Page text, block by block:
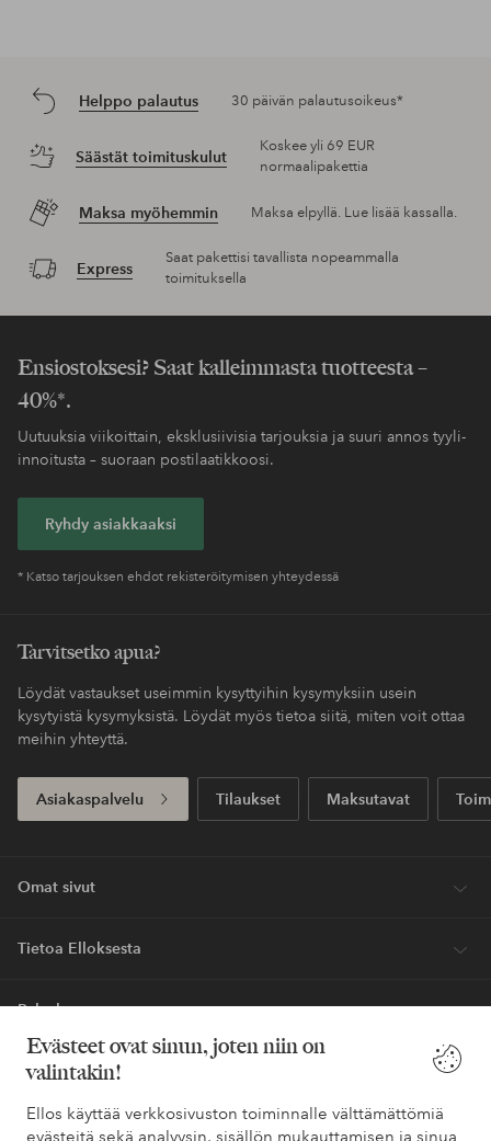
Evästeet ovat sinun, joten niin on
valintakin!
Ellos käyttää verkkosivuston toiminnalle välttämättömiä
evästeitä sekä analyysin, sisällön mukauttamisen ja sinua
Helppo palautus 30 päivän palautusoikeus*
Säästät toimituskulut
Koskee yli 69 EUR
normaalipakettia
Maksa myöhemmin Maksa elpyllä. Lue lisää kassalla.
Express
Saat pakettisi tavallista nopeammalla
toimituksella
Ensiostoksesi? Saat kalleimmasta tuotteesta –
40%*.
Uutuuksia viikoittain, eksklusiivisia tarjouksia ja suuri annos tyyli-
innoitusta – suoraan postilaatikkoosi.
Ryhdy asiakkaaksi
* Katso tarjouksen ehdot rekisteröitymisen yhteydessä
Tarvitsetko apua?
Löydät vastaukset useimmin kysyttyihin kysymyksiin usein
kysytyistä kysymyksistä. Löydät myös tietoa siitä, miten voit ottaa
meihin yhteyttä.
Asiakaspalvelu Tilaukset Maksutavat
Omat sivut
Tietoa Elloksesta
Palvelumme
Ehdot
Ystävät